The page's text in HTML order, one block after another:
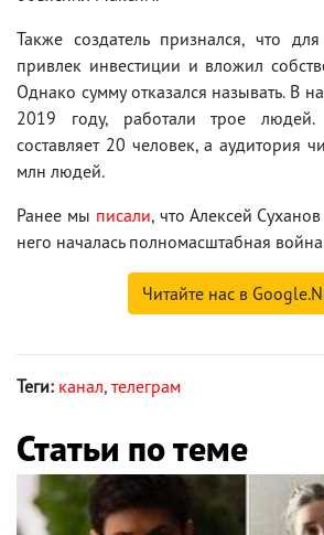
Также создатель признался, что
привлек инвестиции и вложил
Однако сумму отказался называть. В
2019 году, работали трое людей.
составляет 20 человек, а аудитория
млн людей.
Ранее мы писали, что Алексей
него началась полномасштабная
Читайте нас в
Теги: канал, телеграм
Статьи по теме